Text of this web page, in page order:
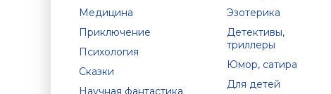
Медицина
Приключение
Психология
Сказки
Научная фантастика
Эзотерика
Детективы,
триллеры
Юмор, сатира
Для детей